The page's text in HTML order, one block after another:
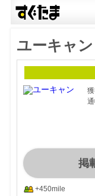
ユーキャン
掲
+450mile